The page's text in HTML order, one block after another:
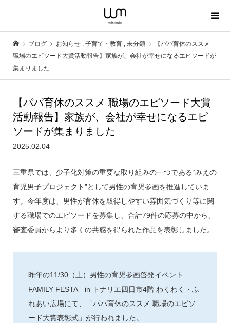
ブログ お知らせ , 子育て・教育 , 未分類
【パパ育休のススメ
職場のエピソード大賞活動報告】家族が、会社が幸せになるエピソードが
集まりました
【パパ育休のススメ 職場のエピソード大賞
活動報告】家族が、会社が幸せになるエピ
ソードが集まりました
2025.02.04
三重県では、少子化対策の重要な取り組みの一つである“みえの
育児男子プロジェクト”として男性の育児参画を推進していま
す。今年度は、男性が育休を取得しやすい雰囲気づくり等に関
する職場でのエピソードを募集し、合計79件の応募の中から、
審査委員からより多くの共感を得られた作品を表彰しました。
昨年の11/30（土）男性の育児参画啓発イベント
FAMILY FESTA in トナリエ四日市4階 わくわく・ふ
れあい広場にて、「パパ育休のススメ 職場のエピソ
ード大賞表彰式」が行われました。